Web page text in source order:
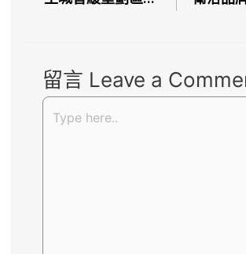
留言 Leave a